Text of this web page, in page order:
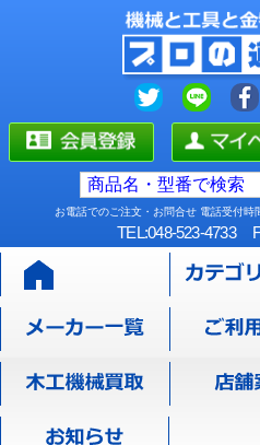
お電話でのご注文・お問合せ 電話受付時
TEL:048-523-4733